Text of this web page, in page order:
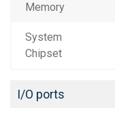
Memory
System
Chipset
I/O ports